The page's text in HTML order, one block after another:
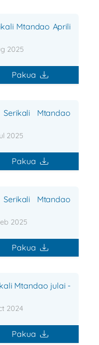
Mtandao Aprili
2025
Pakua
Mtandao
2025
Pakua
Mtandao
2025
Pakua
Mtandao julai -
2024
Pakua